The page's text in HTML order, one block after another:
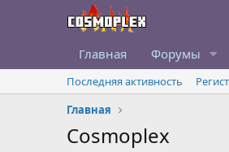
Главная Форумы
Последняя активность
Главная
Cosmoplex